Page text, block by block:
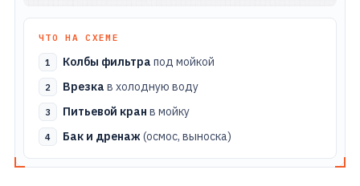
ЧТО НА СХЕМЕ
Колбы фильтра под мойкой
Врезка в холодную воду
Питьевой кран в мойку
Бак и дренаж (осмос, выноска)